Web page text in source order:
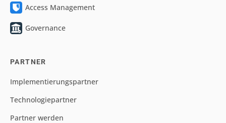
Access Management
Governance
PARTNER
Implementierungspartner
Technologiepartner
Partner werden